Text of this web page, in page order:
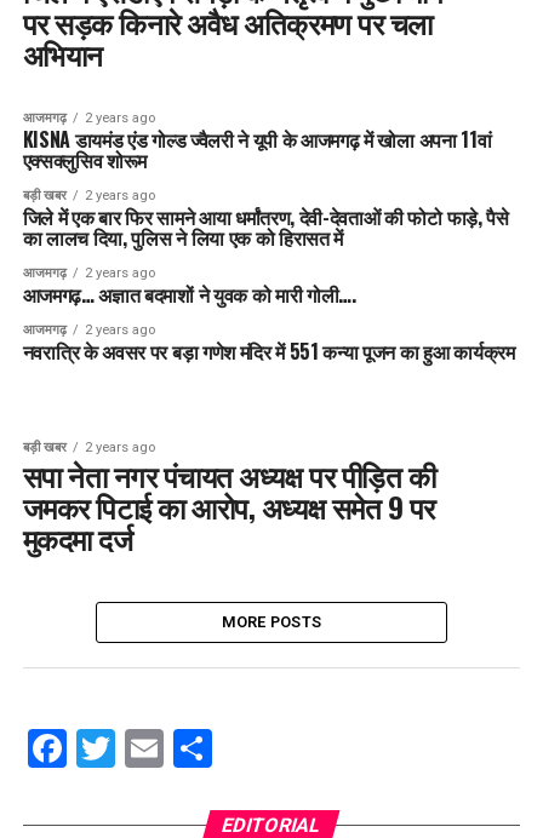
पर सड़क किनारे अवैध अतिक्रमण पर चला
अभियान
आजमगढ़ 2 years ago
KISNA डायमंड एंड गोल्ड ज्वैलरी ने यूपी के आजमगढ़ में खोला अपना 11वां
एक्सक्लुसिव शोरूम
बड़ी खबर 2 years ago
जिले में एक बार फिर सामने आया धर्मांतरण, देवी-देवताओं की फोटो फाड़े, पैसे
का लालच दिया, पुलिस ने लिया एक को हिरासत में
आजमगढ़ 2 years ago
आजमगढ़… अज्ञात बदमाशों ने युवक को मारी गोली….
आजमगढ़ 2 years ago
नवरात्रि के अवसर पर बड़ा गणेश मंदिर में 551 कन्या पूजन का हुआ कार्यक्रम
बड़ी खबर 2 years ago
सपा नेता नगर पंचायत अध्यक्ष पर पीड़ित की
जमकर पिटाई का आरोप, अध्यक्ष समेत 9 पर
मुकदमा दर्ज
MORE POSTS
Facebook
Twitter
EmailShare
EDITORIAL